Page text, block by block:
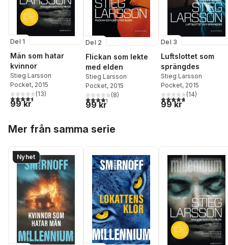
Del 1
Män som hatar
kvinnor
Stieg Larsson
Pocket, 2015
4,5utav 5 stjärnor. Totalt antal röster:
(13)
99 kr
Del 2
Flickan som lekte
med elden
Stieg Larsson
Pocket, 2015
4,3utav 5 stjärnor. Totalt antal röster:
(8)
99 kr
Del 3
Luftslottet som
sprängdes
Stieg Larsson
Pocket, 2015
4,7utav 5 stjärnor.
(14)
99 kr
Mer från samma serie
Nyhet